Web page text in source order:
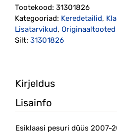
2016
originaal
(31301826)
kogus
Tootekood: 31301826
Kategooriad: Keredetailid,
Lisatarvikud, Originaaltooted
Silt: 31301826
Kirjeldus
Lisainfo
Esiklaasi pesuri düüs 2007-